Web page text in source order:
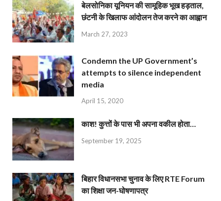
बेलसोनिका यूनियन की सामूहिक भूख हड़ताल,
छंटनी के खिलाफ आंदोलन तेज करने का आह्वान
March 27, 2023
Condemn the UP Government’s
attempts to silence independent
media
April 15, 2020
काश! कुत्तों के पास भी अपना वकील होता…
September 19, 2025
बिहार विधानसभा चुनाव के लिए RTE Forum
का शिक्षा जन-घोषणापत्र